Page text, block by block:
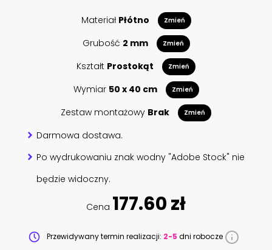
Materiał Płótno Zmień
Grubość 2 mm Zmień
Kształt Prostokąt Zmień
Wymiar 50 x 40 cm Zmień
Zestaw montażowy Brak Zmień
Darmowa dostawa.
Po wydrukowaniu znak wodny "Adobe Stock" nie
będzie widoczny.
Cena 177.60 zł
Przewidywany termin realizacji: 2-5 dni robocze